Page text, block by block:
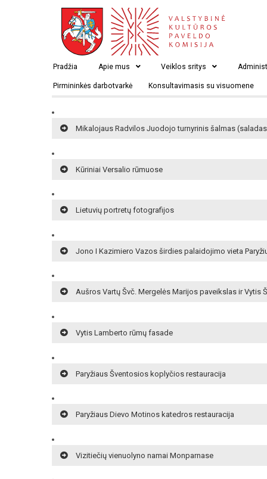
Pradžia Apie mus Veiklos sritys
Pirmininkės darbotvarkė Konsultavimasis su visuomene
Adomo Mickevičiaus paminklas Paryžiuje
Radvilos gatvė Paryžiuje
Mikalojaus Radvilos Juodojo turnyrinis šalmas
Kūriniai Versalio rūmuose
Lietuvių portretų fotografijos
Jono I Kazimiero Vazos širdies palaidojimo vieta
Aušros Vartų Švč. Mergelės Marijos paveikslas ir Vytis
Vytis Lamberto rūmų fasade
Paryžiaus Šventosios koplyčios restauracija
Paryžiaus Dievo Motinos katedros restauracija
Vizitiečių vienuolyno namai Monparnase